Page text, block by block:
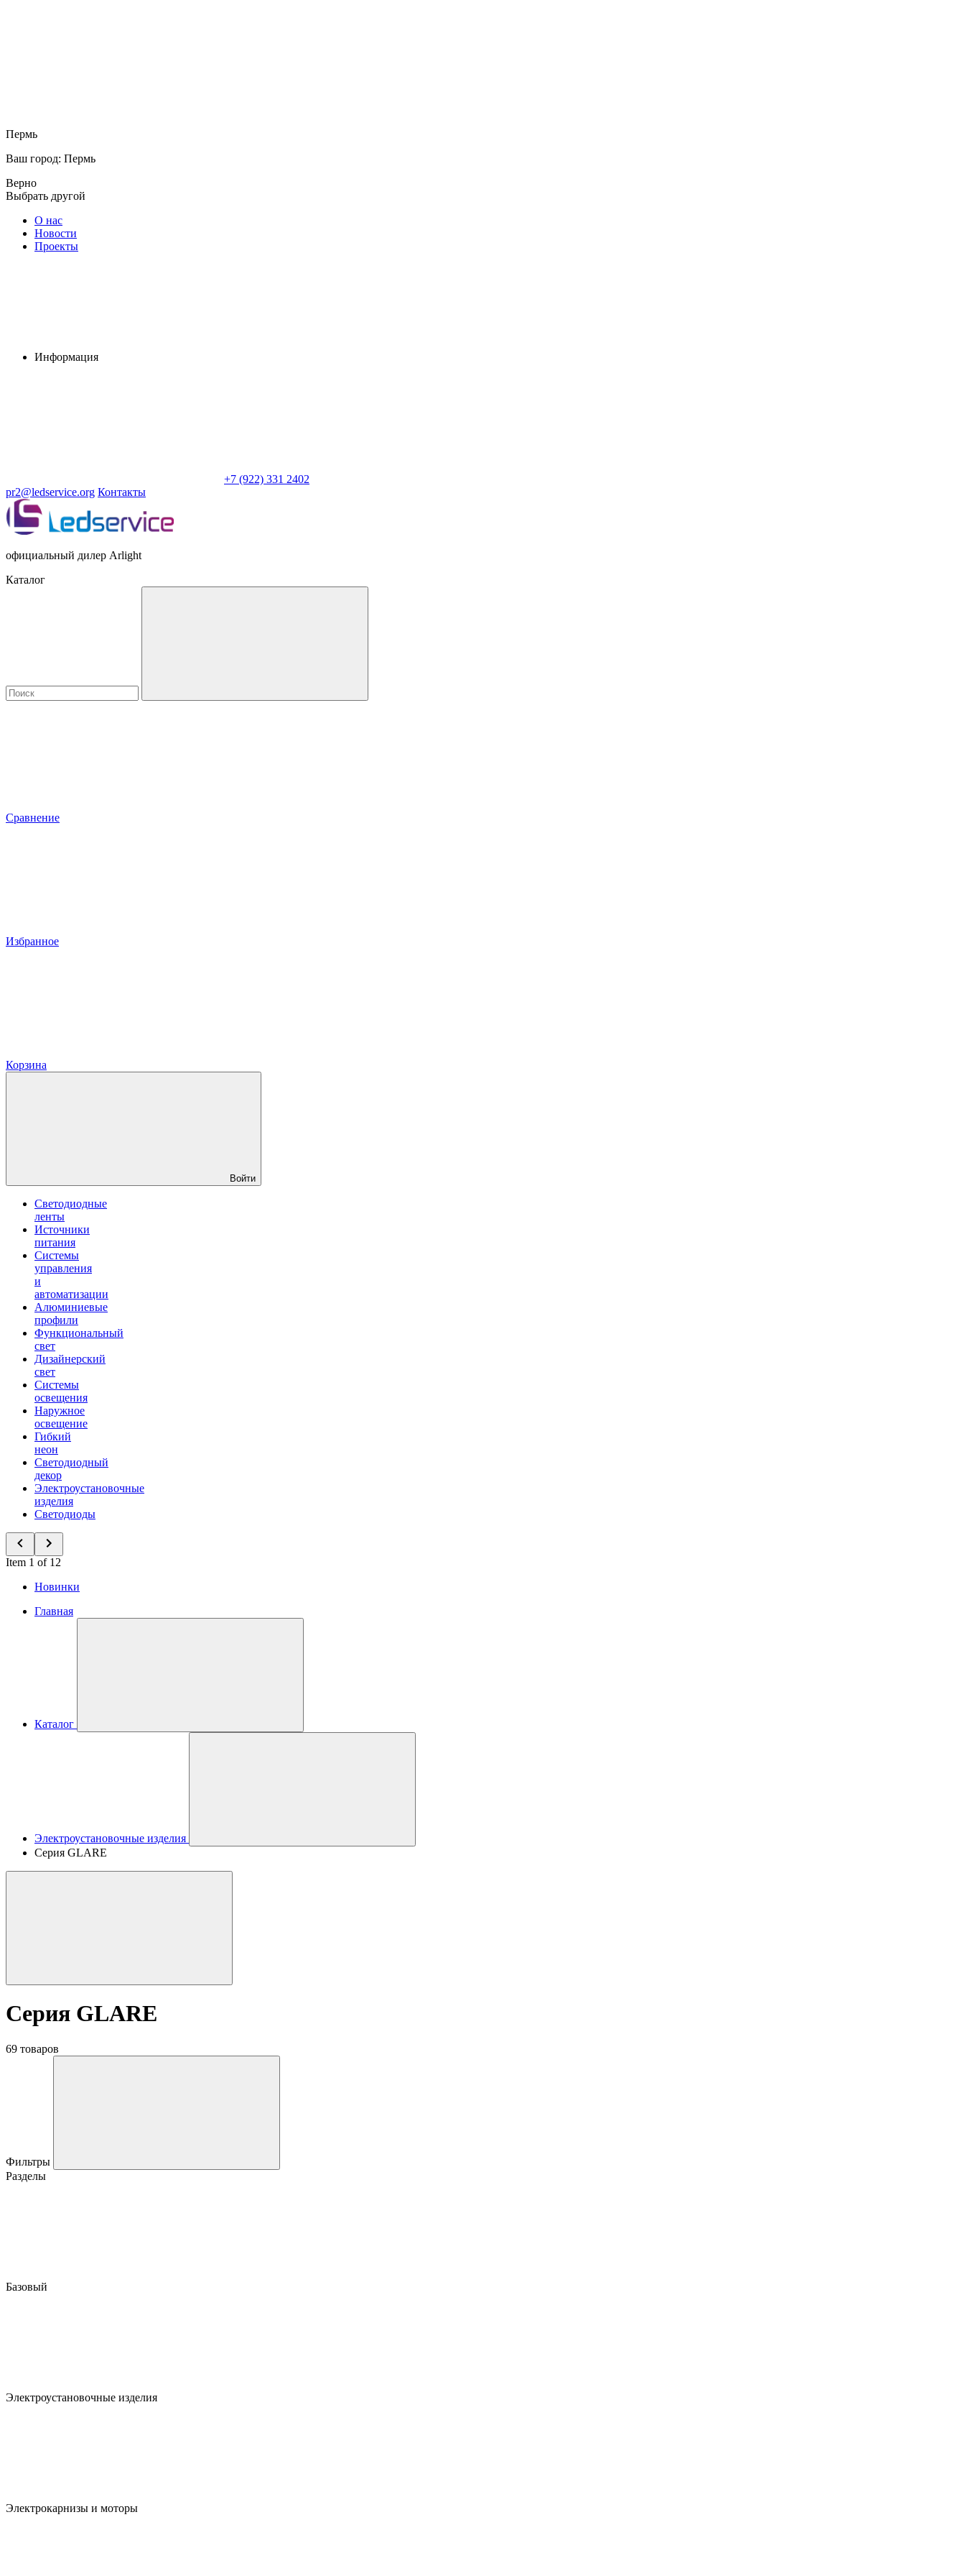
Пермь
Ваш город: Пермь
Верно
Выбрать другой
О нас
Новости
Проекты
Информация
+7 (922) 331 2402
pr2@ledservice.org Контакты
официальный дилер Arlight
Каталог
Сравнение
Избранное
Корзина
Войти
Светодиодные
ленты
Источники
питания
Системы
управления
и
автоматизации
Алюминиевые
профили
Функциональный
свет
Дизайнерский
свет
Системы
освещения
Наружное
освещение
Гибкий
неон
Светодиодный
декор
Электроустановочные
изделия
Светодиоды
Item 1 of 12
Новинки
Главная
Каталог
Электроустановочные изделия
Серия GLARE
Серия GLARE
69 товаров
Фильтры
Разделы
Базовый
Электроустановочные изделия
Электрокарнизы и моторы